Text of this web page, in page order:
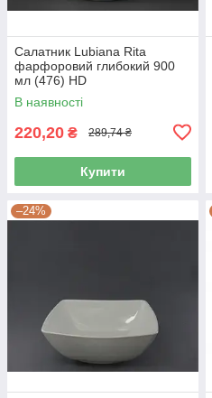
Салатник Lubiana Rita
фарфоровий глибокий 900
мл (476) HD
В наявності
220,20 ₴ 289,74 ₴
Купити
–24%